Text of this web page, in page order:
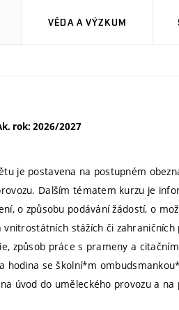
VĚDA A VÝZKUM
rok: 2026/2027
je postavena na postupném
Dalším tématem kurzu je
o způsobu podávání žádostí, o
stážích či
způsob práce s prameny a
hodina se školní*m
úvod do uměleckého provozu a